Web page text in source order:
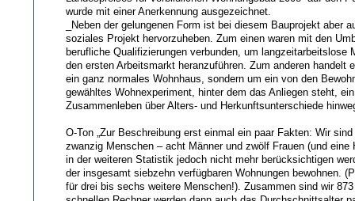
wurde mit einer Anerkennung ausgezeichnet.
_Neben der gelungenen Form ist bei diesem Bauprojekt aber
soziales Projekt hervorzuheben. Zum einen waren mit den
berufliche Qualifizierungen verbunden, um langzeitarbeitslose
den ersten Arbeitsmarkt heranzuführen. Zum anderen handelt
ein ganz normales Wohnhaus, sondern um ein von den
gewähltes Wohnexperiment, hinter dem das Anliegen steht,
Zusammenleben über Alters- und Herkunftsunterschiede
O-Ton „Zur Beschreibung erst einmal ein paar Fakten: Wir
zwanzig Menschen – acht Männer und zwölf Frauen (und eine
in der weiteren Statistik jedoch nicht mehr berücksichtigen
der insgesamt siebzehn verfügbaren Wohnungen bewohnen.
für drei bis sechs weitere Menschen!). Zusammen sind wir